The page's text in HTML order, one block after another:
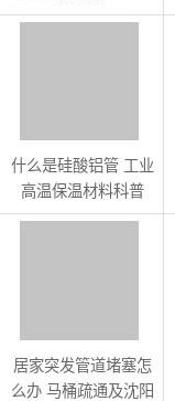
什么是硅酸铝管 工业
高温保温材料科普
居家突发管道堵塞怎
么办 马桶疏通及沈阳